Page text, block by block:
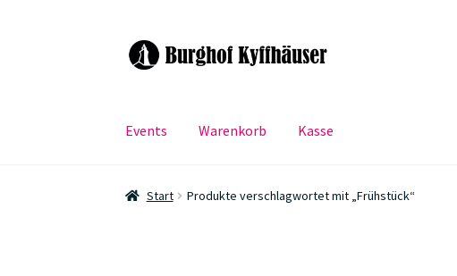
Zur
Navigation
Zum
Inhalt
Events Warenkorb Kasse
Start Produkte verschlagwortet mit „Frühstück“